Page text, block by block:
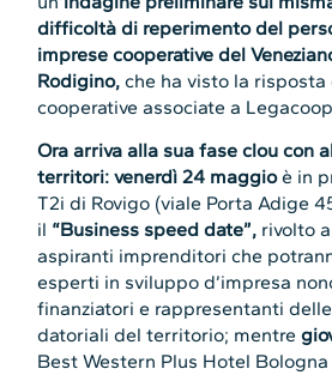
difficoltà di reperimento del
imprese cooperative del
Rodigino, che ha visto la
cooperative associate a
Ora arriva alla sua fase clou con
territori: venerdì 24 maggioè in
T2i di Rovigo (viale Porta Adige
il “Business speed date”, rivolto
aspiranti imprenditori che
esperti in sviluppo d’impresa
finanziatori e rappresentanti
datoriali del territorio; mentre
Best Western Plus Hotel Bologna